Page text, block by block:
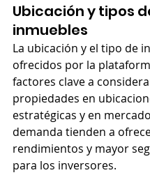
Ubicación y tipos
inmuebles
La ubicación y el tipo de
ofrecidos por la
factores clave a
propiedades en
estratégicas y en
demanda tienden a
rendimientos y mayor
para los inversores.